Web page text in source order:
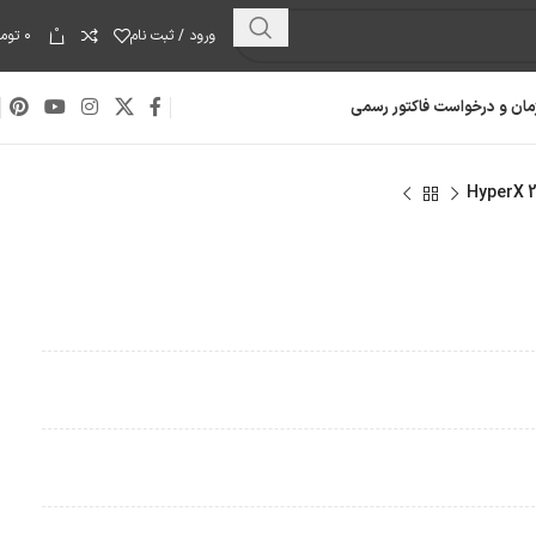
ورود / ثبت نام 0 ۰
و درخواست فاکتور رسمی